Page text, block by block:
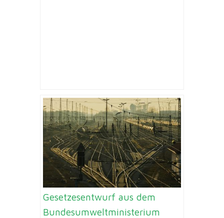
Gesetzesentwurf aus dem
Bundesumweltministerium